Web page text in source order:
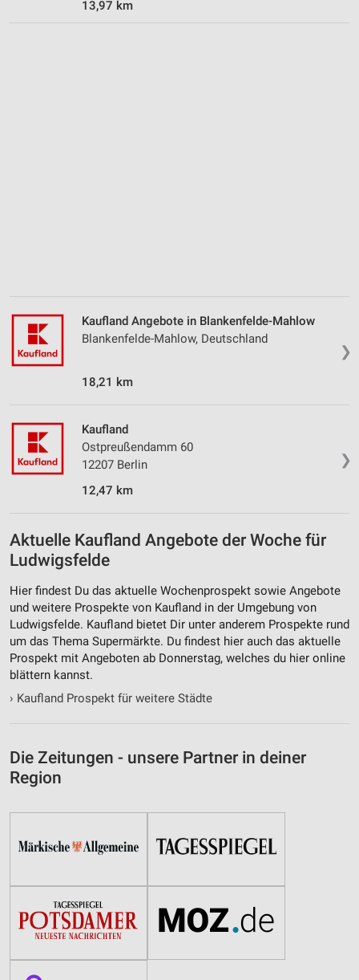
13,97 km
❯
Kaufland Angebote in Blankenfelde-Mahlow
Blankenfelde-Mahlow, Deutschland
18,21 km
❯
Kaufland
Ostpreußendamm 60
12207 Berlin
12,47 km
Aktuelle Kaufland Angebote der Woche für
Ludwigsfelde
Hier findest Du das aktuelle Wochenprospekt sowie Angebote
und weitere Prospekte von Kaufland in der Umgebung von
Ludwigsfelde. Kaufland bietet Dir unter anderem Prospekte rund
um das Thema Supermärkte. Du findest hier auch das aktuelle
Prospekt mit Angeboten ab Donnerstag, welches du hier online
blättern kannst.
› Kaufland Prospekt für weitere Städte
Die Zeitungen - unsere Partner in deiner
Region
Geräte anhand von aktiv angeforderten
Informationen identifizieren
Nicht-IAB-Verarbeitungszwecke:
Funktional